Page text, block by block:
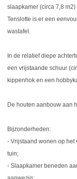
slaapkamer (circa 7,8
Tenslotte is er een
wastafel.
In de relatief diepe
een vrijstaande schuur
kippenhok en een
De houten aanbouw aan
Bijzonderheden:
- Vrijstaand wonen op
tuin;
- Slaapkamer beneden